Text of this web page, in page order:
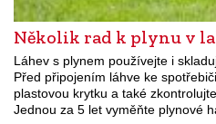
Několik rad k plynu v
Láhev s plynem používejte i
Před připojením láhve ke
plastovou krytku a také
Jednou za 5 let vyměňte plynové